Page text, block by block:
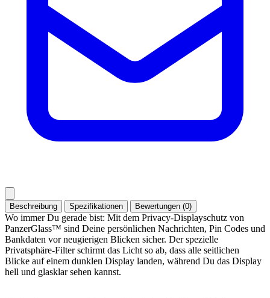
Beschreibung Spezifikationen Bewertungen (0)
Wo immer Du gerade bist: Mit dem Privacy-Displayschutz von
PanzerGlass™ sind Deine persönlichen Nachrichten, Pin Codes und
Bankdaten vor neugierigen Blicken sicher. Der spezielle
Privatsphäre-Filter schirmt das Licht so ab, dass alle seitlichen
Blicke auf einem dunklen Display landen, während Du das Display
hell und glasklar sehen kannst.